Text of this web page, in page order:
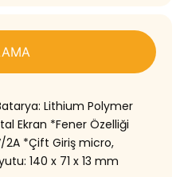
Lithium Polymer
Ekran *Fener Özelliği
2A *Çift Giriş micro,
140 x 71 x 13 mm